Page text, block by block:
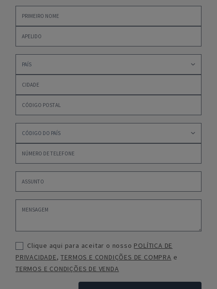
Clique aqui para aceitar o nosso POLÍTICA DE
PRIVACIDADE,TERMOS E CONDIÇÕES DE COMPRA e
TERMOS E CONDIÇÕES DE VENDA